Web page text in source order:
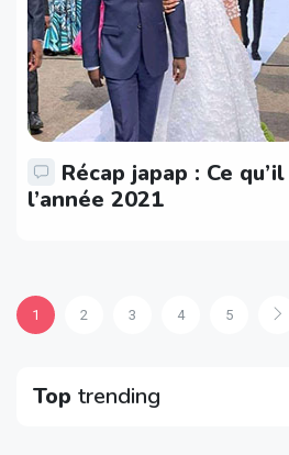
Récap japap : Ce
l’année 2021
1 2 3 4 5
Top trending